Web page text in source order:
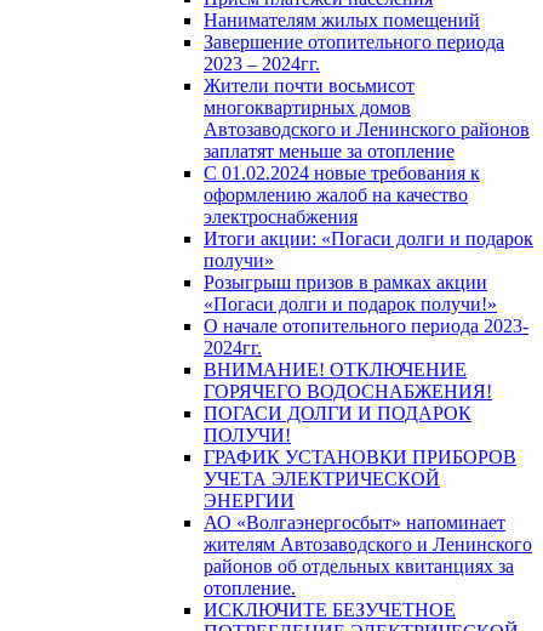
Нанимателям жилых помещений
Завершение отопительного периода
2023 – 2024гг.
Жители почти восьмисот
многоквартирных домов
Автозаводского и Ленинского районов
заплатят меньше за отопление
С 01.02.2024 новые требования к
оформлению жалоб на качество
электроснабжения
Итоги акции: «Погаси долги и подарок
получи»
Розыгрыш призов в рамках акции
«Погаси долги и подарок получи!»
О начале отопительного периода 2023-
2024гг.
ВНИМАНИЕ! ОТКЛЮЧЕНИЕ
ГОРЯЧЕГО ВОДОСНАБЖЕНИЯ!
ПОГАСИ ДОЛГИ И ПОДАРОК
ПОЛУЧИ!
ГРАФИК УСТАНОВКИ ПРИБОРОВ
УЧЕТА ЭЛЕКТРИЧЕСКОЙ
ЭНЕРГИИ
АО «Волгаэнергосбыт» напоминает
жителям Автозаводского и Ленинского
районов об отдельных квитанциях за
отопление.
ИСКЛЮЧИТЕ БЕЗУЧЕТНОЕ